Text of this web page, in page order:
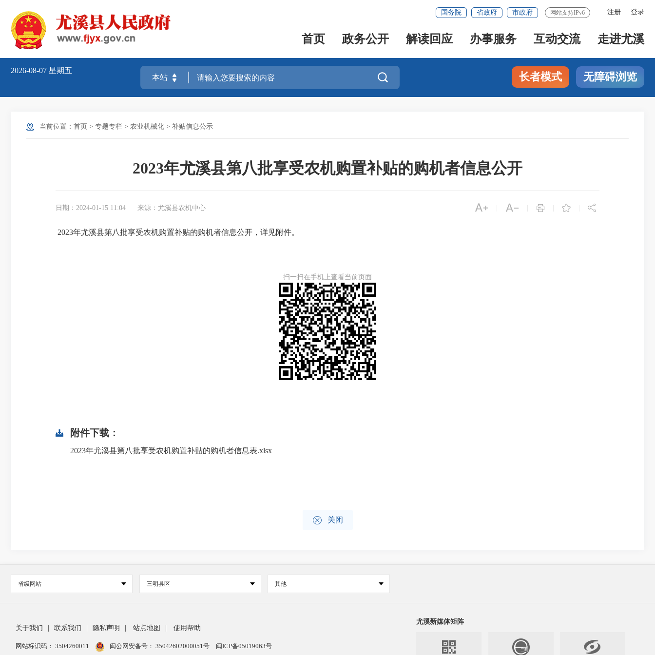
注册 登录
国务院 省政府 市政府 网站支持IPv6
首页 政务公开 解读回应 办事服务 互动交流 走进尤溪
2026-08-07 星期五
 长者模式 无障碍浏览
当前位置： 首页 > 专题专栏 > 农业机械化 > 补贴信息公示
2023年尤溪县第八批享受农机购置补贴的购机者信息公开
日期：2024-01-15 11:04 来源：尤溪县农机中心     
2023年尤溪县第八批享受农机购置补贴的购机者信息公开，详见附件。
扫一扫在手机上查看当前页面
附件下载：
2023年尤溪县第八批享受农机购置补贴的购机者信息表.xlsx
 关闭
省级网站 三明县区 其他
关于我们 联系我们 隐私声明 站点地图 使用帮助
网站标识码： 3504260011 闽公网安备号： 35042602000051号 闽ICP备05019063号
尤溪新媒体矩阵
 